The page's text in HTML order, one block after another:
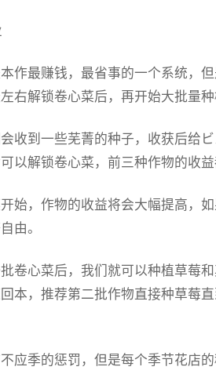
作最赚钱，最省事的一个系统，
右解锁卷心菜后，再开始大批量种
收到一些芜菁的种子，收获后给
以解锁卷心菜，前三种作物的收
始，作物的收益将会大幅提高，
由。
卷心菜后，我们就可以种植草莓
本，推荐第二批作物直接种草莓
应季的惩罚，但是每个季节花店